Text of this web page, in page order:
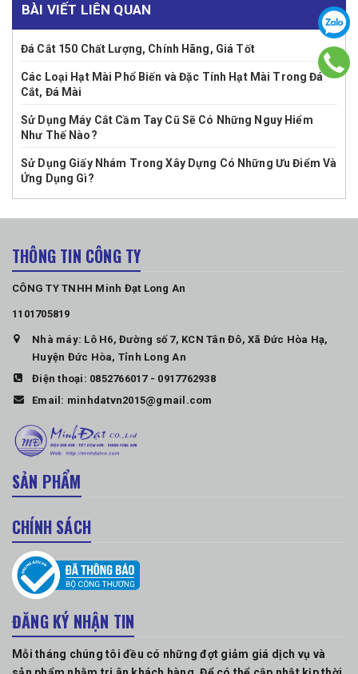
BÀI VIẾT LIÊN QUAN
Đá Cắt 150 Chất Lượng, Chính Hãng, Giá Tốt
Các Loại Hạt Mài Phổ Biến và Đặc Tính Hạt Mài Trong Đá
Cắt, Đá Mài
Sử Dụng Máy Cắt Cầm Tay Cũ Sẽ Có Những Nguy Hiểm
Như Thế Nào?
Sử Dụng Giấy Nhám Trong Xây Dựng Có Những Ưu Điểm Và
Ứng Dụng Gì?
THÔNG TIN CÔNG TY
CÔNG TY TNHH Minh Đạt Long An
1101705819
Nhà máy: Lô H6, Đường số 7, KCN Tân Đô, Xã Đức Hòa Hạ,
Huyện Đức Hòa, Tỉnh Long An
Điện thoại: 0852766017- 0917762938
Email: minhdatvn2015@gmail.com
SẢN PHẨM
CHÍNH SÁCH
ĐĂNG KÝ NHẬN TIN
Mỗi tháng chúng tôi đều có những đợt giảm giá dịch vụ và